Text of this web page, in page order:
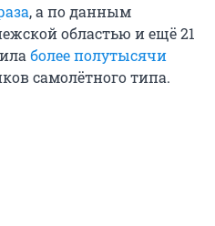
, а по данным
областью и ещё 21
более полутысячи
самолётного типа.